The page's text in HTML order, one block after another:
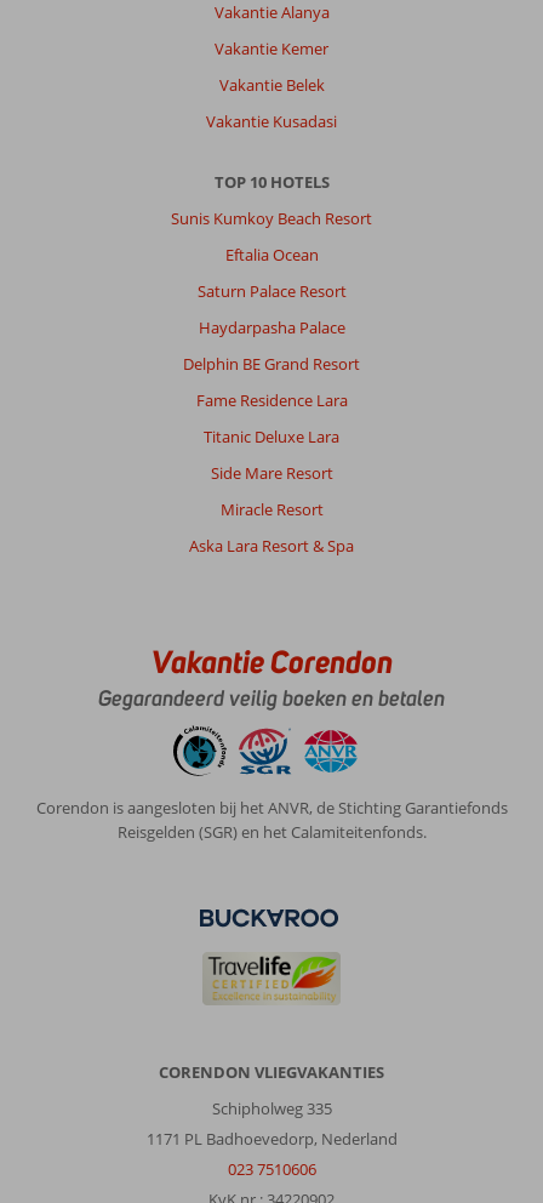
Vakantie Alanya
Vakantie Kemer
Vakantie Belek
Vakantie Kusadasi
TOP 10 HOTELS
Sunis Kumkoy Beach Resort
Eftalia Ocean
Saturn Palace Resort
Haydarpasha Palace
Delphin BE Grand Resort
Fame Residence Lara
Titanic Deluxe Lara
Side Mare Resort
Miracle Resort
Aska Lara Resort & Spa
Vakantie Corendon
Gegarandeerd veilig boeken en betalen
Corendon is aangesloten bij het ANVR, de Stichting Garantiefonds
Reisgelden (SGR) en het Calamiteitenfonds.
CORENDON VLIEGVAKANTIES
Schipholweg 335
1171 PL Badhoevedorp, Nederland
023 7510606